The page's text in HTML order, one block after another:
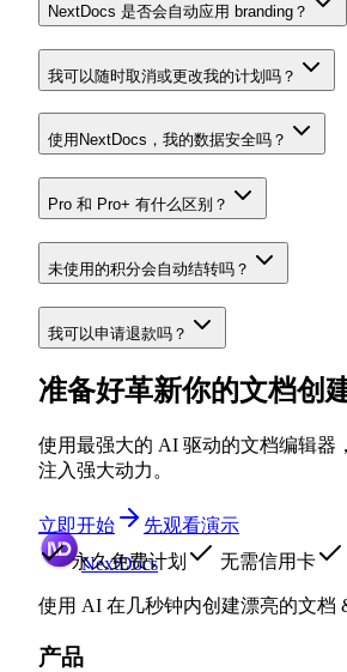
NextDocs 是否会自动应用 branding？
我可以随时取消或更改我的计划吗？
使用NextDocs，我的数据安全吗？
Pro 和 Pro+ 有什么区别？
未使用的积分会自动结转吗？
我可以申请退款吗？
准备好革新你的文档创
使用最强大的 AI 驱动的文档编辑器
注入强大动力。
立即开始
先观看演示
永久免费计划
无需信用卡
NextDocs
使用 AI 在几秒钟内创建漂亮的文档
产品